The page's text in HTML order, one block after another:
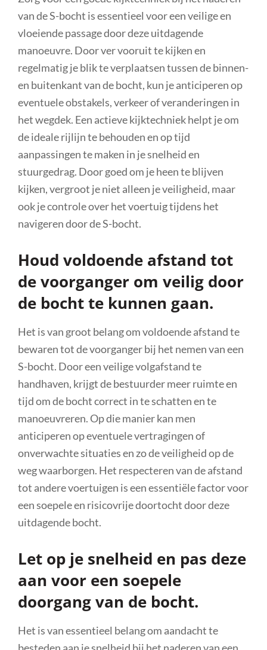
van de S-bocht is essentieel voor een veilige en
vloeiende passage door deze uitdagende
manoeuvre. Door ver vooruit te kijken en
regelmatig je blik te verplaatsen tussen de binnen-
en buitenkant van de bocht, kun je anticiperen op
eventuele obstakels, verkeer of veranderingen in
het wegdek. Een actieve kijktechniek helpt je om
de ideale rijlijn te behouden en op tijd
aanpassingen te maken in je snelheid en
stuurgedrag. Door goed om je heen te blijven
kijken, vergroot je niet alleen je veiligheid, maar
ook je controle over het voertuig tijdens het
navigeren door de S-bocht.
Houd voldoende afstand tot
de voorganger om veilig door
de bocht te kunnen gaan.
Het is van groot belang om voldoende afstand te
bewaren tot de voorganger bij het nemen van een
S-bocht. Door een veilige volgafstand te
handhaven, krijgt de bestuurder meer ruimte en
tijd om de bocht correct in te schatten en te
manoeuvreren. Op die manier kan men
anticiperen op eventuele vertragingen of
onverwachte situaties en zo de veiligheid op de
weg waarborgen. Het respecteren van de afstand
tot andere voertuigen is een essentiële factor voor
een soepele en risicovrije doortocht door deze
uitdagende bocht.
Let op je snelheid en pas deze
aan voor een soepele
doorgang van de bocht.
Het is van essentieel belang om aandacht te